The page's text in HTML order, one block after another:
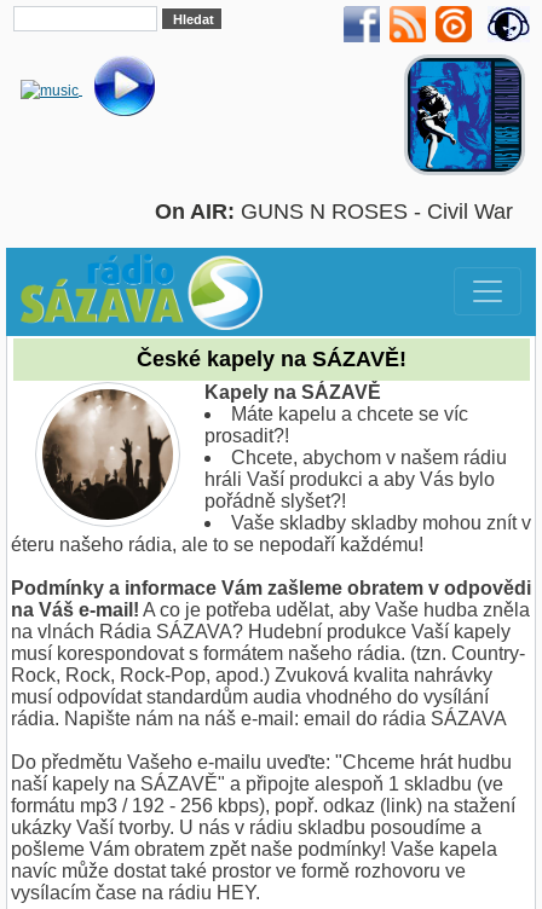
On AIR: GUNS N ROSES - Civil War
České kapely na SÁZAVĚ!
Kapely na SÁZAVĚ
Máte kapelu a chcete se víc
prosadit?!
Chcete, abychom v našem rádiu
hráli Vaší produkci a aby Vás bylo
pořádně slyšet?!
Vaše skladby skladby mohou znít v
éteru našeho rádia, ale to se nepodaří každému!
Podmínky a informace Vám zašleme obratem v odpovědi
na Váš e-mail! A co je potřeba udělat, aby Vaše hudba zněla
na vlnách Rádia SÁZAVA? Hudební produkce Vaší kapely
musí korespondovat s formátem našeho rádia. (tzn. Country-
Rock, Rock, Rock-Pop, apod.) Zvuková kvalita nahrávky
musí odpovídat standardům audia vhodného do vysílání
rádia. Napište nám na náš e-mail: email do rádia SÁZAVA
Do předmětu Vašeho e-mailu uveďte: "Chceme hrát hudbu
naší kapely na SÁZAVĚ" a připojte alespoň 1 skladbu (ve
formátu mp3 / 192 - 256 kbps), popř. odkaz (link) na stažení
ukázky Vaší tvorby. U nás v rádiu skladbu posoudíme a
pošleme Vám obratem zpět naše podmínky! Vaše kapela
navíc může dostat také prostor ve formě rozhovoru ve
vysílacím čase na rádiu HEY.